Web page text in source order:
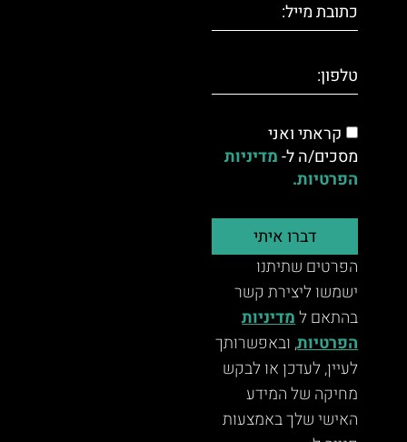
קראתי ואני
מסכים/ה ל-מדיניות
הפרטיות.
דברו איתי
הפרטים שתיתנו
ישמשו ליצירת קשר
בהתאם למדיניות
הפרטיות, ובאפשרותך
לעיין, לעדכן או לבקש
מחיקה של המידע
האישי שלך באמצעות